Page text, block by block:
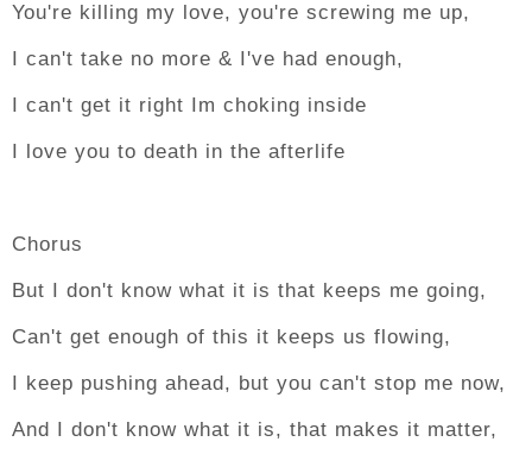
You're killing my love, you're screwing me up,
I can't take no more & I've had enough,
I can't get it right Im choking inside
I love you to death in the afterlife
Chorus
But I don't know what it is that keeps me going,
Can't get enough of this it keeps us flowing,
I keep pushing ahead, but you can't stop me now,
And I don't know what it is, that makes it matter,